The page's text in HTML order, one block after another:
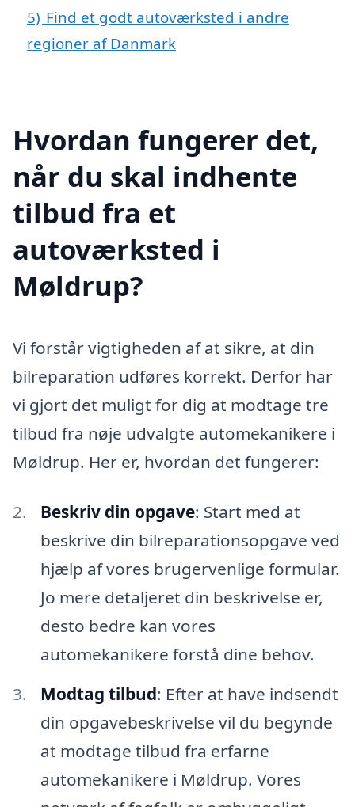
5) Find et godt autoværksted i andre
regioner af Danmark
Hvordan fungerer det,
når du skal indhente
tilbud fra et
autoværksted i
Møldrup?
Vi forstår vigtigheden af at sikre, at din
bilreparation udføres korrekt. Derfor har
vi gjort det muligt for dig at modtage tre
tilbud fra nøje udvalgte automekanikere i
Møldrup. Her er, hvordan det fungerer:
Beskriv din opgave: Start med at
beskrive din bilreparationsopgave ved
hjælp af vores brugervenlige formular.
Jo mere detaljeret din beskrivelse er,
desto bedre kan vores
automekanikere forstå dine behov.
Modtag tilbud: Efter at have indsendt
din opgavebeskrivelse vil du begynde
at modtage tilbud fra erfarne
automekanikere i Møldrup. Vores